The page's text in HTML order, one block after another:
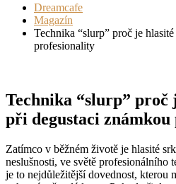
Dreamcafe
Magazín
Technika “slurp” proč je
profesionality
Technika “slurp” proč
při degustaci
Zatímco v běžném životě je hlasité
neslušnosti, ve světě profesionálního
je to nejdůležitější dovednost, kterou